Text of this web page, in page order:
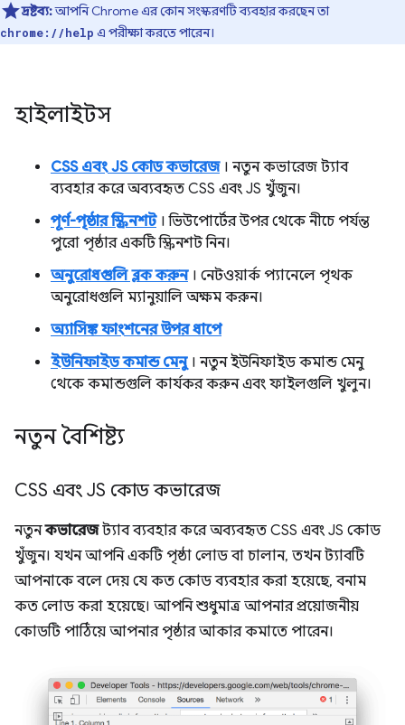
দ্রষ্টব্য:আপনি Chrome এর কোন সংস্করণটি ব্যবহার করছেন তা
chrome://help এ পরীক্ষা করতে পারেন।
হাইলাইটস
CSS এবং JS কোড কভারেজ। নতুন কভারেজ ট্যাব
ব্যবহার করে অব্যবহৃত CSS এবং JS খুঁজুন।
পূর্ণ-পৃষ্ঠার স্ক্রিনশট। ভিউপোর্টের উপর থেকে নীচে পর্যন্ত
পুরো পৃষ্ঠার একটি স্ক্রিনশট নিন।
অনুরোধগুলি ব্লক করুন। নেটওয়ার্ক প্যানেলে পৃথক
অনুরোধগুলি ম্যানুয়ালি অক্ষম করুন।
অ্যাসিঙ্ক ফাংশনের উপর ধাপে
ইউনিফাইড কমান্ড মেনু। নতুন ইউনিফাইড কমান্ড মেনু
থেকে কমান্ডগুলি কার্যকর করুন এবং ফাইলগুলি খুলুন।
নতুন বৈশিষ্ট্য
CSS এবং JS কোড কভারেজ
নতুনকভারেজট্যাব ব্যবহার করে অব্যবহৃত CSS এবং JS কোড
খুঁজুন। যখন আপনি একটি পৃষ্ঠা লোড বা চালান, তখন ট্যাবটি
আপনাকে বলে দেয় যে কত কোড ব্যবহার করা হয়েছে, বনাম
কত লোড করা হয়েছে। আপনি শুধুমাত্র আপনার প্রয়োজনীয়
কোডটি পাঠিয়ে আপনার পৃষ্ঠার আকার কমাতে পারেন।